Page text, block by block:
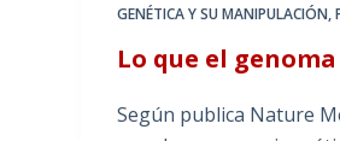
GENÉTICA Y SU MANIPULACIÓN,
Lo que el
Según publica Nature